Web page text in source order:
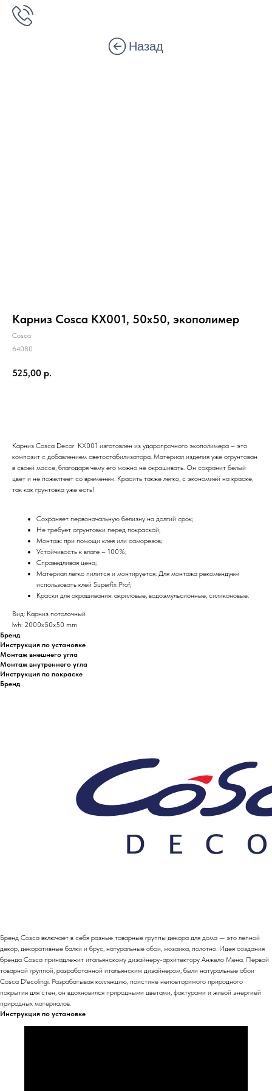
Назад
Карниз Cosca KX001, 50x50, экополимер
Cosca
64080
525,00 р.
Карниз Cosca Decor KX001 изготовлен из ударопрочного экополимера – это
композит с добавлением светостабилизатора. Материал изделия уже огрунтован
в своей массе, благодаря чему его можно не окрашивать. Он сохранит белый
цвет и не пожелтеет со временем. Красить также легко, с экономией на краске,
так как грунтовка уже есть!
Сохраняет первоначальную белизну на долгий срок;
Не требует огрунтовки перед покраской;
Монтаж: при помощи клея или саморезов;
Устойчивость к влаге – 100%;
Справедливая цена;
Материал легко пилится и монтируется. Для монтажа рекомендуем
использовать клей Superfix Prof;
Краски для окрашивания: акриловые, водоэмульсионные, силиконовые.
Вид: Карниз потолочный
lwh: 2000x50x50 mm
Бренд
Инструкция по установке
Монтаж внешнего угла
Монтаж внутреннего угла
Инструкция по покраске
Бренд
Бренд Cosca включает в себя разные товарные группы декора для дома — это лепной
декор, декоративные балки и брус, натуральные обои, мозаика, полотно. Идея создания
бренда Cosca принадлежит итальянскому дизайнеру-архитектору Анжело Мена. Первой
товарной группой, разработанной итальянским дизайнером, были натуральные обои
Cosca D'ecolingi. Разрабатывая коллекцию, поистине неповторимого природного
покрытия для стен, он вдохновился природными цветами, фактурами и живой энергией
природных материалов.
Инструкция по установке